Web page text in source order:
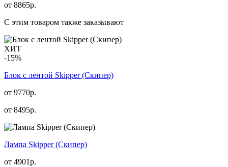
от 8865р.
С этим товаром также заказывают
ХИТ
-15%
Блок с лентой Skipper (Скипер)
от 9770р.
от 8495р.
Лампа Skipper (Скипер)
от 4901р.